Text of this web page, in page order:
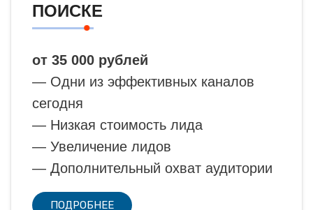
ПОИСКЕ
от 35 000 рублей
— Одни из эффективных каналов
сегодня
— Низкая стоимость лида
— Увеличение лидов
— Дополнительный охват аудитории
ПОДРОБНЕЕ